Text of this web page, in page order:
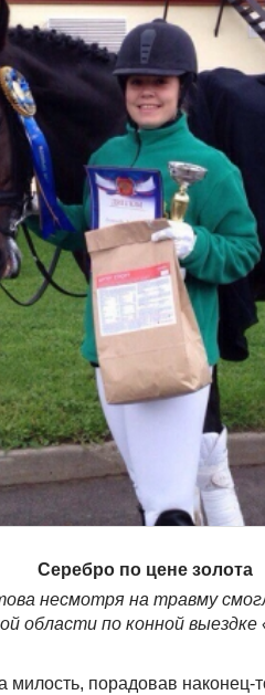
Серебро по цене золота
несмотря на травму
области по конной
милость, порадовав